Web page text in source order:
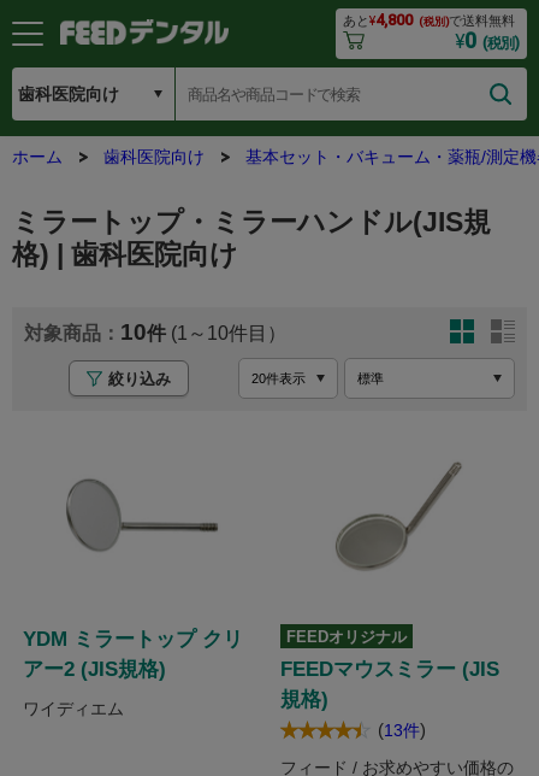
あと¥4,800 (税別)で送料無料
¥0 (税別)
ホーム 歯科医院向け 基本セット・バキューム・薬瓶/測定
ミラートップ・ミラーハンドル(JIS規
格) | 歯科医院向け
10 (1～10
絞り込み
YDM ミラートップ クリ
アー2 (JIS規格)
ワイディエム
FEEDオリジナル
FEEDマウスミラー (JIS
規格)
(13件)
フィード / お求めやすい価格の